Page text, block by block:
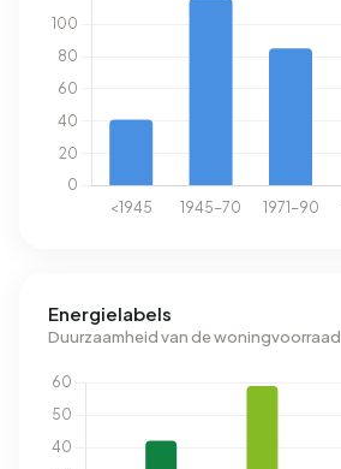
Energielabels
Duurzaamheid van de woningvoorraad